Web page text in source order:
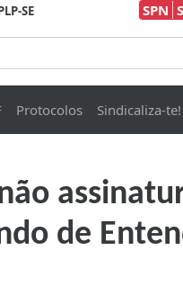
SE SPN
Protocolos Sindicaliza-te!
de